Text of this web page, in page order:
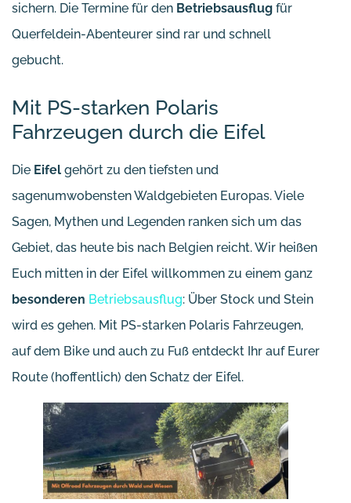
sichern. Die Termine für den Betriebsausflug für
Querfeldein-Abenteurer sind rar und schnell
gebucht.
Mit PS-starken Polaris
Fahrzeugen durch die Eifel
Die Eifel gehört zu den tiefsten und
sagenumwobensten Waldgebieten Europas. Viele
Sagen, Mythen und Legenden ranken sich um das
Gebiet, das heute bis nach Belgien reicht. Wir heißen
Euch mitten in der Eifel willkommen zu einem ganz
besonderen Betriebsausflug: Über Stock und Stein
wird es gehen. Mit PS-starken Polaris Fahrzeugen,
auf dem Bike und auch zu Fuß entdeckt Ihr auf Eurer
Route (hoffentlich) den Schatz der Eifel.